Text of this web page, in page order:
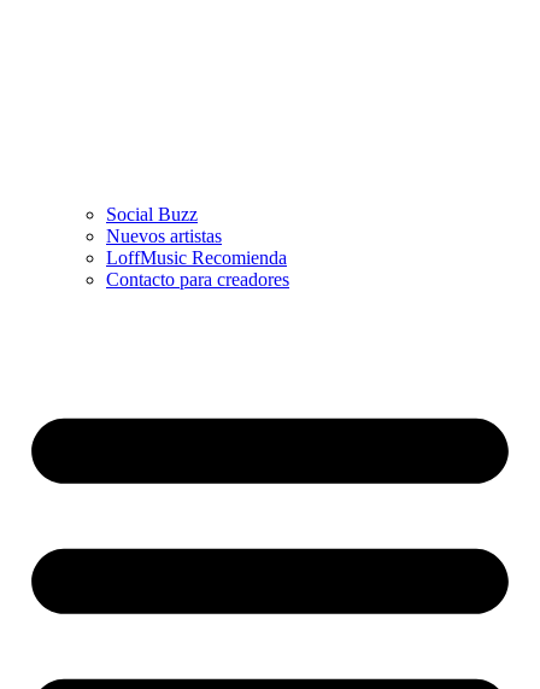
Social Buzz
Nuevos artistas
LoffMusic Recomienda
Contacto para creadores